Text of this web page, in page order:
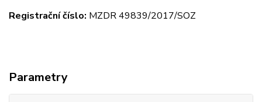
Registrační číslo: MZDR 49839/2017/SOZ
Parametry